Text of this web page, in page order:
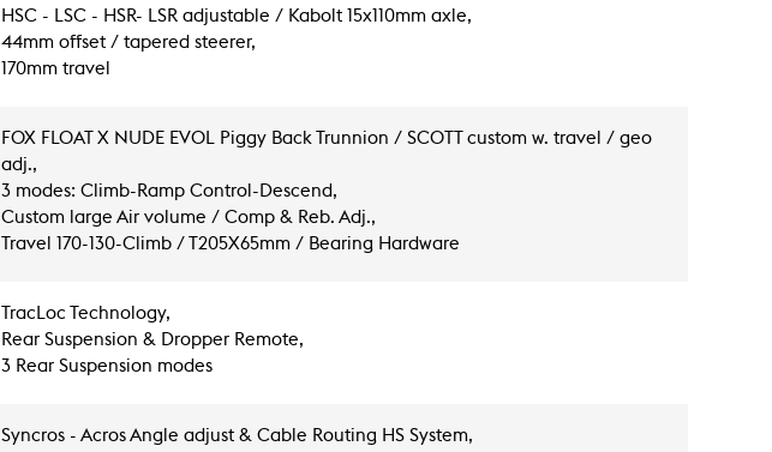
HSC - LSC - HSR- LSR adjustable / Kabolt 15x110mm axle,
44mm offset / tapered steerer,
170mm travel
FOX FLOAT X NUDE EVOL Piggy Back Trunnion / SCOTT custom w. travel / geo
adj.,
3 modes: Climb-Ramp Control-Descend,
Custom large Air volume / Comp & Reb. Adj.,
Travel 170-130-Climb / T205X65mm / Bearing Hardware
TracLoc Technology,
Rear Suspension & Dropper Remote,
3 Rear Suspension modes
Syncros - Acros Angle adjust & Cable Routing HS System,